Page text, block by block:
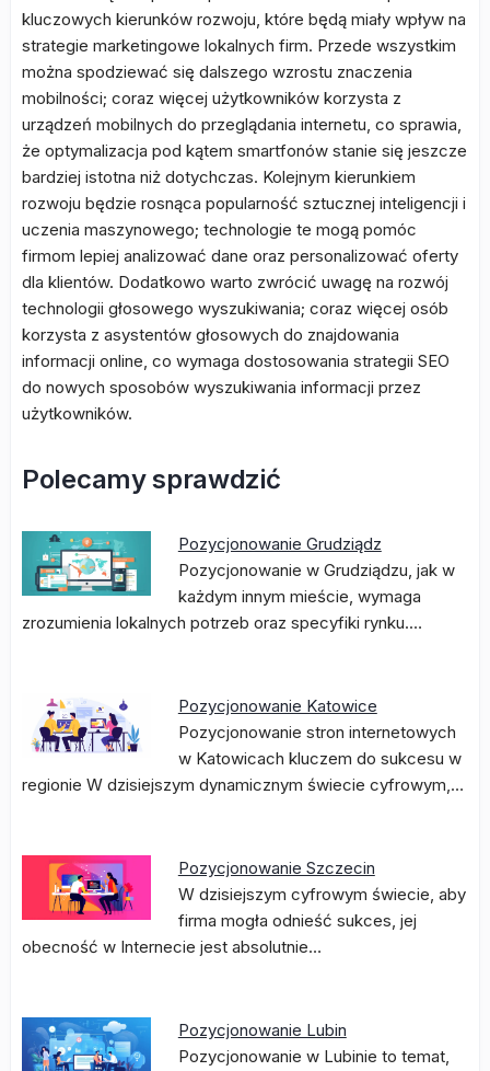
kluczowych kierunków rozwoju, które będą miały wpływ na
strategie marketingowe lokalnych firm. Przede wszystkim
można spodziewać się dalszego wzrostu znaczenia
mobilności; coraz więcej użytkowników korzysta z
urządzeń mobilnych do przeglądania internetu, co sprawia,
że optymalizacja pod kątem smartfonów stanie się jeszcze
bardziej istotna niż dotychczas. Kolejnym kierunkiem
rozwoju będzie rosnąca popularność sztucznej inteligencji i
uczenia maszynowego; technologie te mogą pomóc
firmom lepiej analizować dane oraz personalizować oferty
dla klientów. Dodatkowo warto zwrócić uwagę na rozwój
technologii głosowego wyszukiwania; coraz więcej osób
korzysta z asystentów głosowych do znajdowania
informacji online, co wymaga dostosowania strategii SEO
do nowych sposobów wyszukiwania informacji przez
użytkowników.
Polecamy sprawdzić
Pozycjonowanie Grudziądz
Pozycjonowanie w Grudziądzu, jak w
każdym innym mieście, wymaga
zrozumienia lokalnych potrzeb oraz specyfiki rynku.…
Pozycjonowanie Katowice
Pozycjonowanie stron internetowych
w Katowicach kluczem do sukcesu w
regionie W dzisiejszym dynamicznym świecie cyfrowym,…
Pozycjonowanie Szczecin
W dzisiejszym cyfrowym świecie, aby
firma mogła odnieść sukces, jej
obecność w Internecie jest absolutnie…
Pozycjonowanie Lubin
Pozycjonowanie w Lubinie to temat,